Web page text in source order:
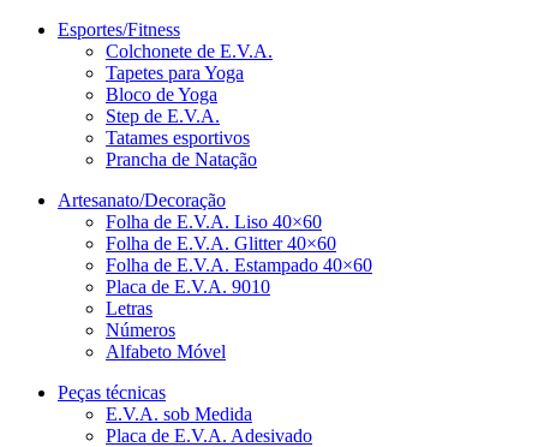
Esportes/Fitness
Colchonete de E.V.A.
Tapetes para Yoga
Bloco de Yoga
Step de E.V.A.
Tatames esportivos
Prancha de Natação
Artesanato/Decoração
Folha de E.V.A. Liso 40×60
Folha de E.V.A. Glitter 40×60
Folha de E.V.A. Estampado 40×60
Placa de E.V.A. 9010
Letras
Números
Alfabeto Móvel
Peças técnicas
E.V.A. sob Medida
Placa de E.V.A. Adesivado